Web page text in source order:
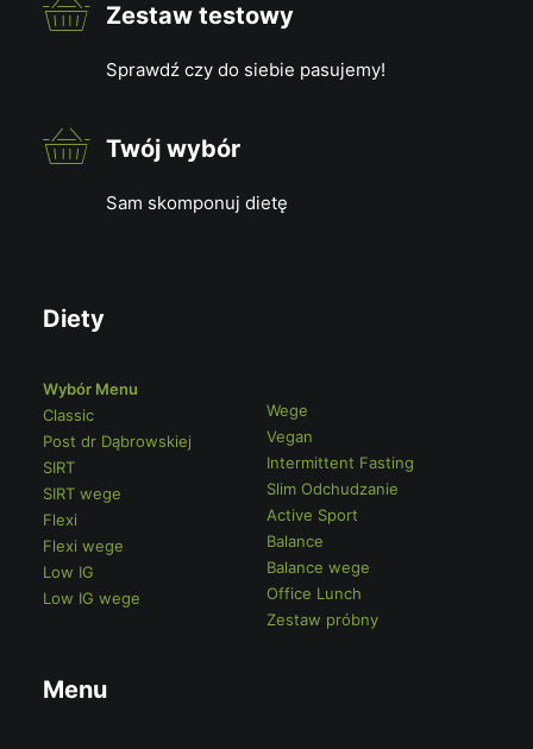
Zestaw testowy
Sprawdź czy do siebie pasujemy!
Twój wybór
Sam skomponuj dietę
Diety
Wybór Menu
Classic
Post dr Dąbrowskiej
SIRT
SIRT wege
Flexi
Flexi wege
Low IG
Low IG wege
Wege
Vegan
Intermittent Fasting
Slim Odchudzanie
Active Sport
Balance
Balance wege
Office Lunch
Zestaw próbny
Menu